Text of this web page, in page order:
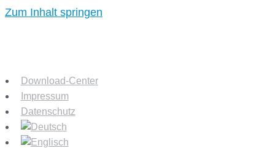
Zum Inhalt springen
Download-Center
Impressum
Datenschutz